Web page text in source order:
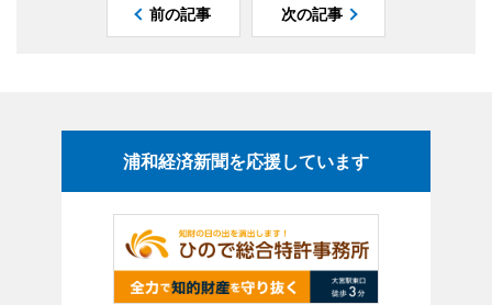
前の記事 次の記事
浦和経済新聞を応援しています